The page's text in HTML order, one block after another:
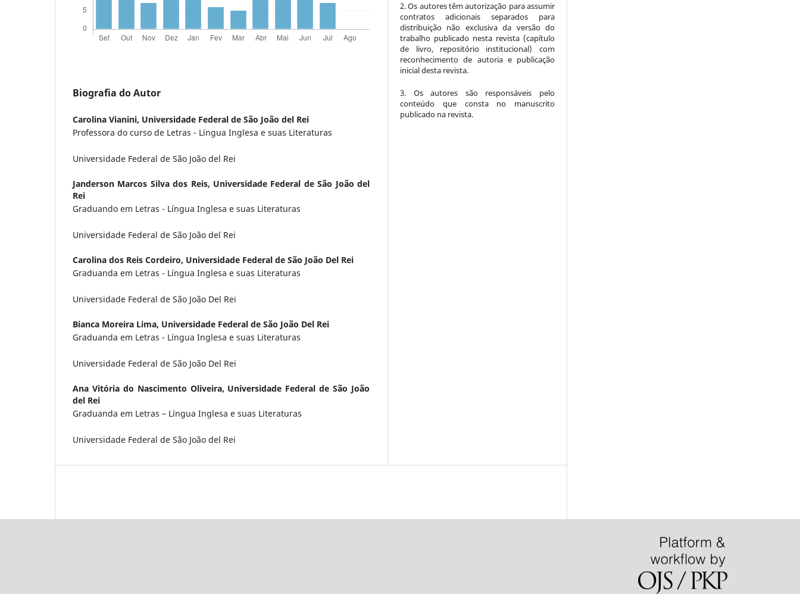
Biografia do Autor
Carolina Vianini, Universidade Federal de São João del Rei
Professora do curso de Letras - Língua Inglesa e suas Literaturas
Universidade Federal de São João del Rei
Janderson Marcos Silva dos Reis, Universidade Federal de São João del
Rei
Graduando em Letras - Língua Inglesa e suas Literaturas
Universidade Federal de São João del Rei
Carolina dos Reis Cordeiro, Universidade Federal de São João Del Rei
Graduanda em Letras - Língua Inglesa e suas Literaturas
Universidade Federal de São João Del Rei
Bianca Moreira Lima, Universidade Federal de São João Del Rei
Graduanda em Letras - Língua Inglesa e suas Literaturas
Universidade Federal de São João Del Rei
Ana Vitória do Nascimento Oliveira, Universidade Federal de São João
del Rei
Graduanda em Letras – Língua Inglesa e suas Literaturas
Universidade Federal de São João del Rei
2. Os autores têm autorização para assumir
contratos adicionais separados para
distribuição não exclusiva da versão do
trabalho publicado nesta revista (capítulo
de livro, repositório institucional) com
reconhecimento de autoria e publicação
inicial desta revista.
3. Os autores são responsáveis pelo
conteúdo que consta no manuscrito
publicado na revista.